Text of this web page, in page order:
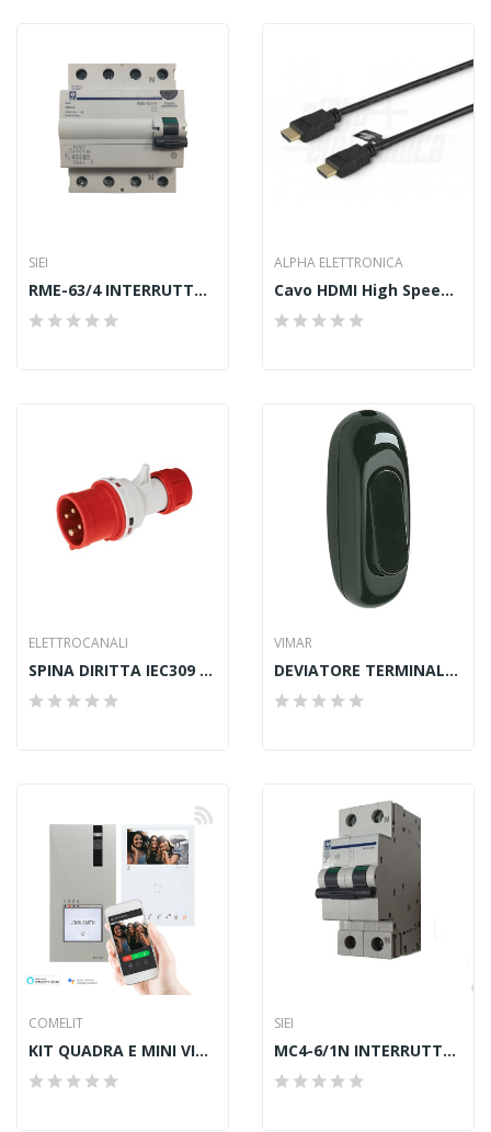
SIEI
RME-63/4 INTERRUTTORE DIFFERENZIALE
ALPHA ELETTRONICA
Cavo HDMI High Speed Con Ethernet - 5m
ELETTROCANALI
SPINA DIRITTA IEC309 3P+N+T 380 IP44 16A
VIMAR
DEVIATORE TERMINALE 1P 2[16]
COMELIT
KIT QUADRA E MINI VIVAVOCE WI-FI. SB2
SIEI
MC4-6/1N INTERRUTTORE AUTOMATICO MAGNETOTERMICO